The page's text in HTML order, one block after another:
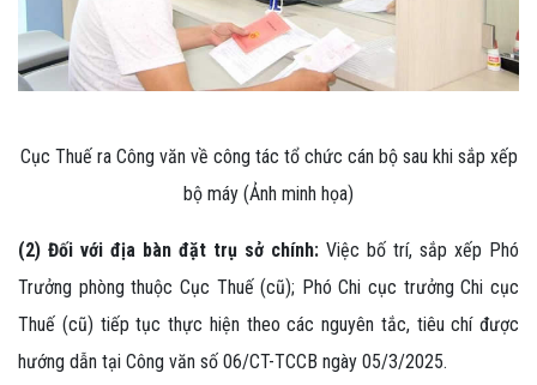
Cục Thuế ra Công văn về công tác tổ chức cán bộ sau khi sắp xếp
bộ máy (Ảnh minh họa)
(2) Đối với địa bàn đặt trụ sở chính: Việc bố trí, sắp xếp Phó
Trưởng phòng thuộc Cục Thuế (cũ); Phó Chi cục trưởng Chi cục
Thuế (cũ) tiếp tục thực hiện theo các nguyên tắc, tiêu chí được
hướng dẫn tại Công văn số 06/CT-TCCB ngày 05/3/2025.